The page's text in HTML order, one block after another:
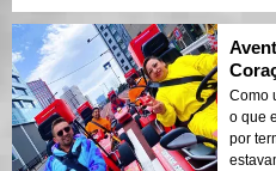
Como
o que
por